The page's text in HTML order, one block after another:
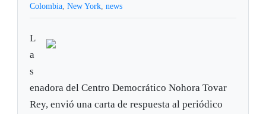
Colombia,New York,news
L
a
s
enadora del Centro Democrático Nohora Tovar
Rey, envió una carta de respuesta al periódico